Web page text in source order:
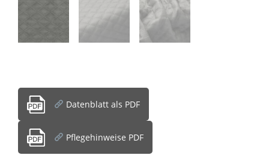
Datenblatt als PDF
Pflegehinweise PDF